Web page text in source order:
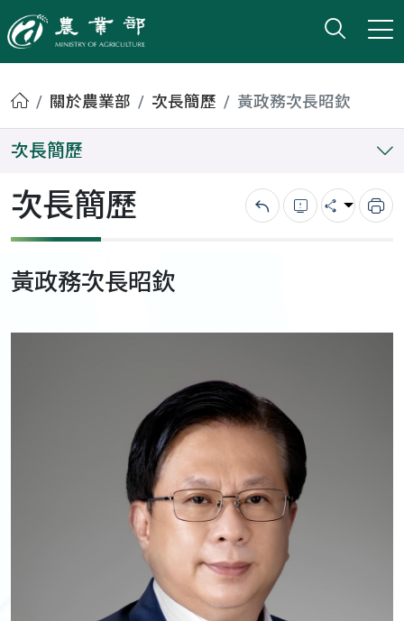
農業部
打開
小版
首頁關於農業部 次長簡歷 黃政務次長昭欽
次長簡歷
次長簡歷 回上一頁錯誤回報
分享 列
黃政務次長昭欽